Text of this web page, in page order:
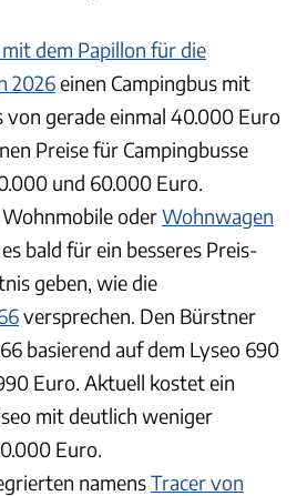
dem Papillon für die
2026einen Campingbus mit
von gerade einmal 40.000 Euro
Preise für Campingbusse
und 60.000 Euro.
oderWohnwagen
bald für ein besseres Preis-
geben, wie die
versprechen. Den Bürstner
basierend auf dem Lyseo 690
Euro. Aktuell kostet ein
mit deutlich weniger
Euro.
namensTracer von